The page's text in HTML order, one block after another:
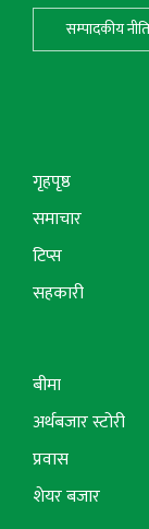
सम्पादकीय नीति
गृहपृष्ठ
समाचार
टिप्स
सहकारी
बीमा
अर्थबजार स्टोरी
प्रवास
शेयर बजार